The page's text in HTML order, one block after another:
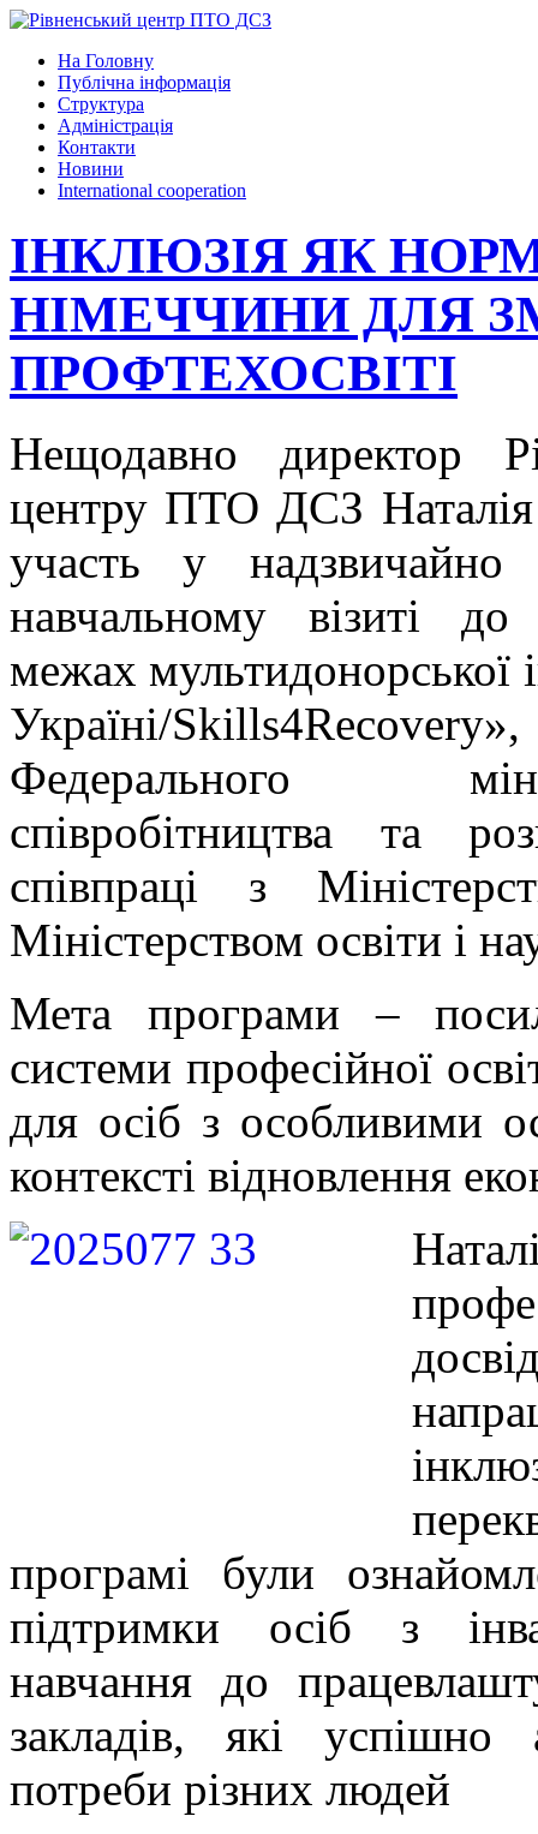
На Головну
Публічна інформація
Структура
Адміністрація
Контакти
Новини
International cooperation
ІНКЛЮЗІЯ ЯК
НІМЕЧЧИНИ ДЛЯ
ПРОФТЕХОСВІТІ
Нещодавно директор
центру ПТО ДСЗ Наталія
участь у надзвичайно
навчальному візиті
межах мультидонорської
Україні/
Федерального
співробітництва та
співпраці з
Міністерством освіти і
Мета програми –
системи професійної
для осіб з особливими
контексті відновлення
програмі були
підтримки осіб з
навчання до
закладів, які
потреби різних людей